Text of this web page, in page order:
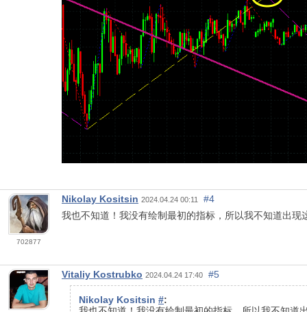
702877
Nikolay Kositsin 2024.04.24 00:11
#4
我也不知道！我没有绘制最初的指标，所以我不知道出
Vitaliy Kostrubko 2024.04.24 17:40 #5
Nikolay Kositsin #: